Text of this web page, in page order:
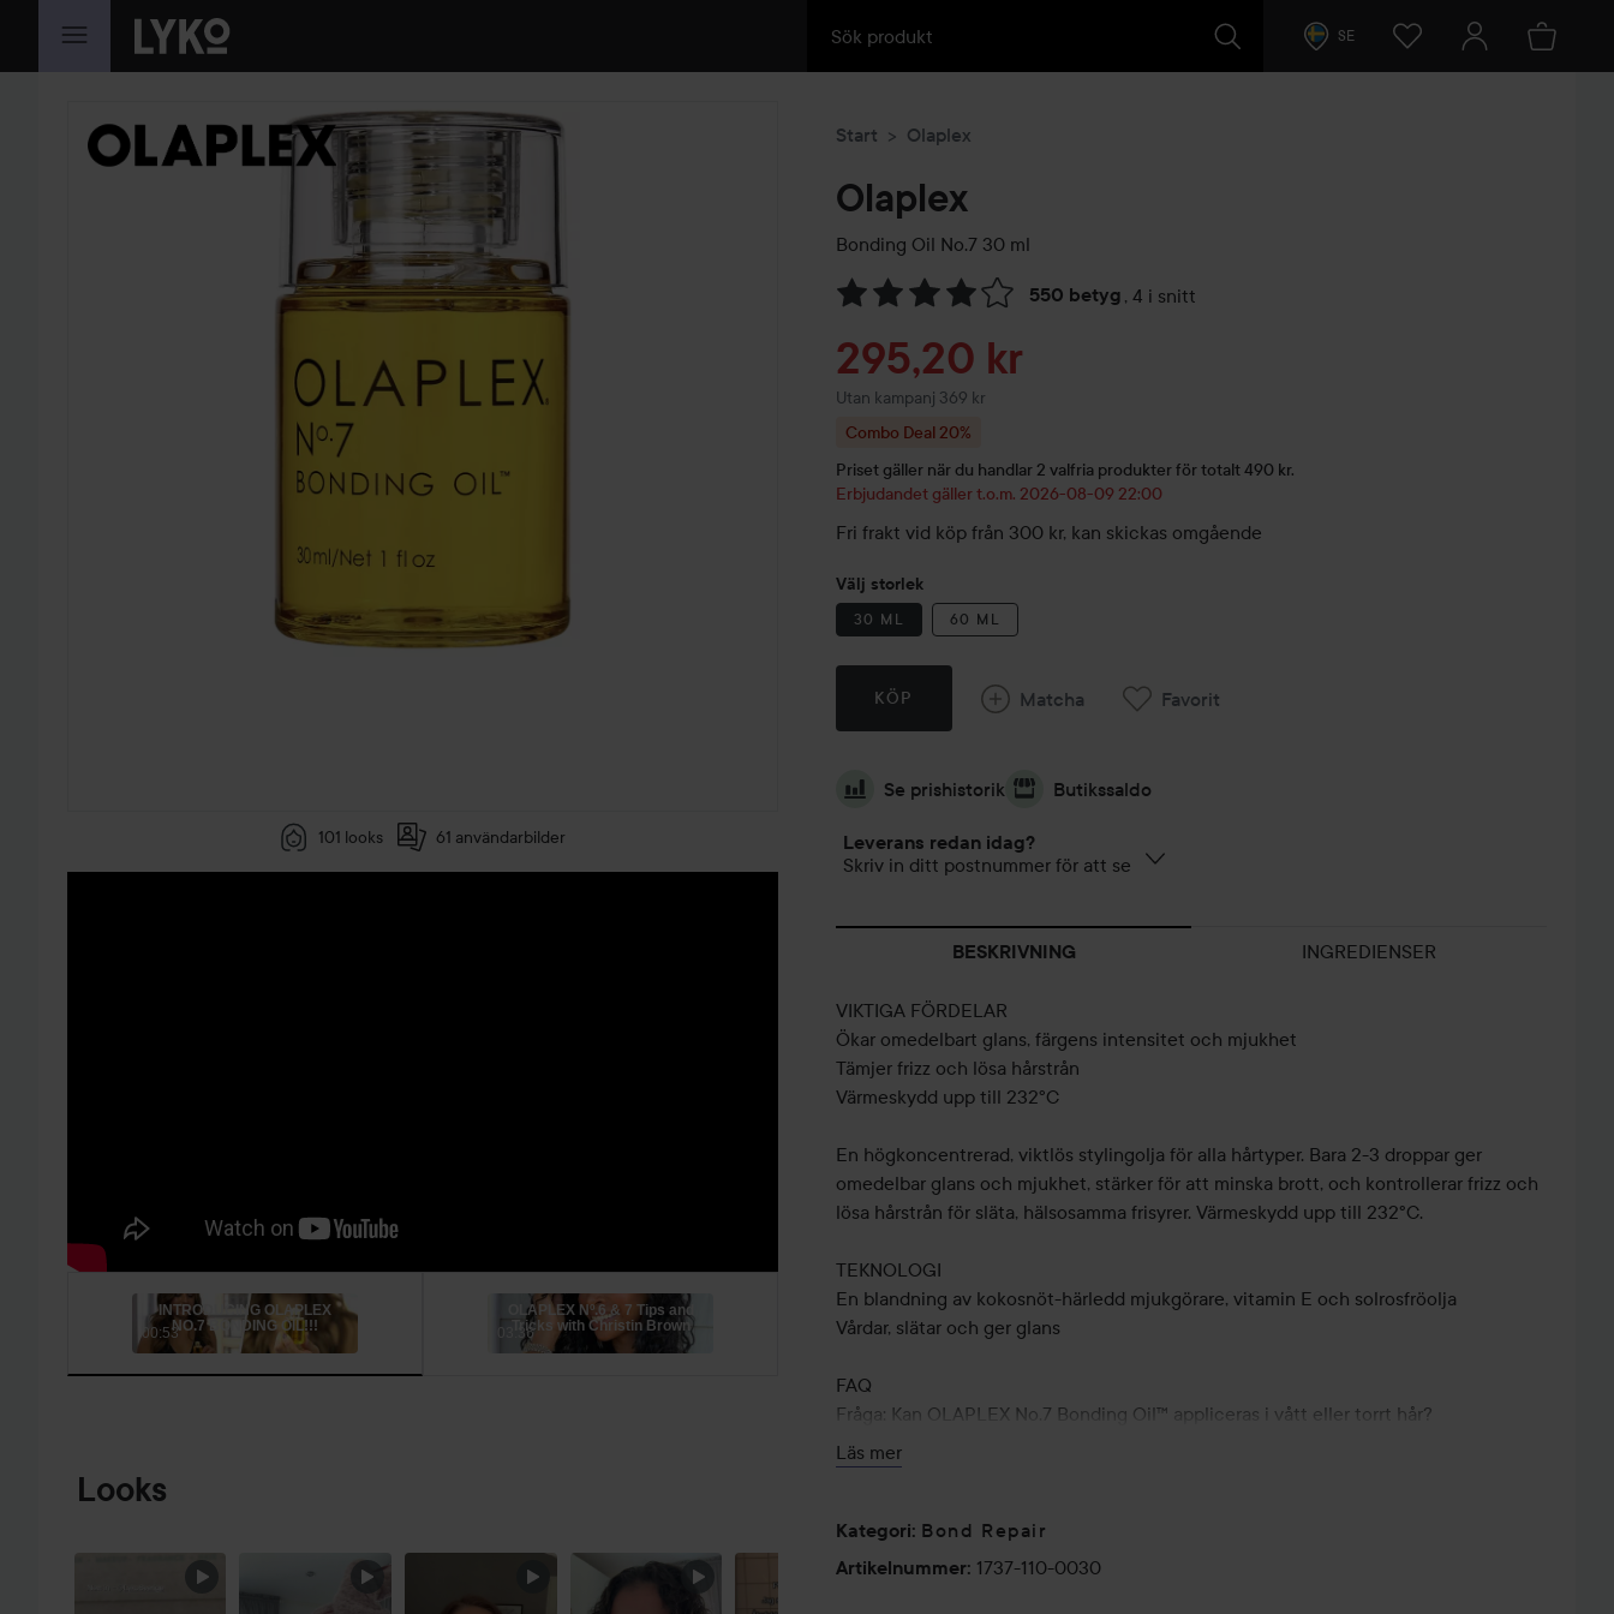
HOPPA TILL INNEHÅLLET SE
101 looks 61 användarbilder
INTRODUCING OLAPLEX
NO.7 BONDING OIL!!!
00:53
OLAPLEX Nº.6 & 7 Tips and
Tricks with Christin Brown
03:36
Looks
HOPPA ÖVER SEKTIONEN
Start Olaplex
Olaplex
Bonding Oil No.7 30 ml
550 betyg , 4 i snitt
Hoppa till Betyg & kommentarer
Reapris
295,20 kr
Utan kampanj 369 kr
Combo Deal 20%
Priset gäller när du handlar 2 valfria produkter för totalt 490 kr.
Erbjudandet gäller t.o.m. 2026-08-09 22:00
Fri frakt vid köp från 300 kr, kan skickas omgående
Välj storlek
30 ML 60 ML
KÖP Matcha Favorit
Se prishistorik Butikssaldo
Leverans redan idag?
Skriv in ditt postnummer för att se
BESKRIVNING INGREDIENSER
VIKTIGA FÖRDELAR
Ökar omedelbart glans, färgens intensitet och mjukhet
Tämjer frizz och lösa hårstrån
Värmeskydd upp till 232ºC
En högkoncentrerad, viktlös stylingolja för alla hårtyper. Bara 2-3 droppar ger
omedelbar glans och mjukhet, stärker för att minska brott, och kontrollerar frizz och
lösa hårstrån för släta, hälsosamma frisyrer. Värmeskydd upp till 232°C.
TEKNOLOGI
En blandning av kokosnöt-härledd mjukgörare, vitamin E och solrosfröolja
Vårdar, slätar och ger glans
FAQ
Fråga: Kan OLAPLEX No.7 Bonding Oil™ appliceras i vått eller torrt hår?
Svar: OLAPLEX No.7 Bonding Oil™ kan appliceras i vått, fuktigt eller torrt hår.
Svar: Ja, OLAPLEX No.7 Bonding Oil™ ger värmeskydd upp till 232°C.
Läs mer
Kategori: Bond Repair
Artikelnummer: 1737-110-0030